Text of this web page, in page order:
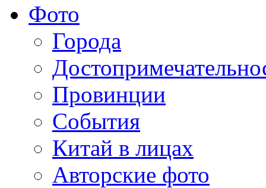
Фото
Города
Провинции
События
Китай в лицах
Авторские фото